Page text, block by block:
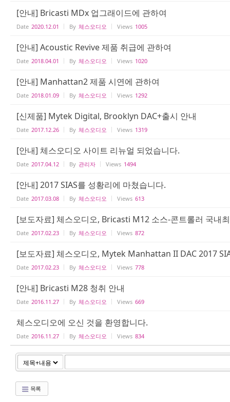
[안내] Bricasti MDx 업그래이드에 관하여
Date 2020.12.01 By 체스오디오 Views 1005
[안내] Acoustic Revive 제품 취급에 관하여
Date 2018.04.01 By 체스오디오 Views 1020
[안내] Manhattan2 제품 시연에 관하여
Date 2018.01.09 By 체스오디오 Views 1292
[신제품] Mytek Digital, Brooklyn DAC+출시 안내
Date 2017.12.26 By 체스오디오 Views 1319
[안내] 체스오디오 사이트 리뉴얼 되었습니다.
Date 2017.04.12 By 관리자 Views 1494
[안내] 2017 SIAS를 성황리에 마쳤습니다.
Date 2017.03.08 By 체스오디오 Views 613
[보도자료] 체스오디오, Bricasti M12 소스-콘트롤러 국내
Date 2017.02.23 By 체스오디오 Views 872
[보도자료] 체스오디오, Mytek Manhattan II DAC 2017
Date 2017.02.23 By 체스오디오 Views 778
[안내] Bricasti M28 청취 안내
Date 2016.11.27 By 체스오디오 Views 669
체스오디오에 오신 것을 환영합니다.
Date 2016.11.27 By 체스오디오 Views 834
목록